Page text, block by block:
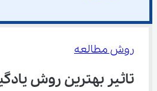
روش مطالعه
تاثیر بهترین روش